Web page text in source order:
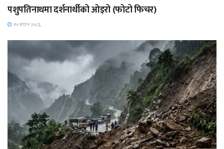
पशुपतिनाथमा दर्शनार्थीको ओइरो (फोटो फिचर)
२५ साउन २०८३,